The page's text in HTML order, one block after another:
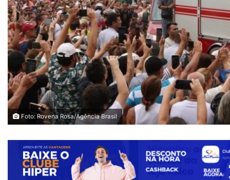
Foto: Rovena Rosa/Agência Brasil